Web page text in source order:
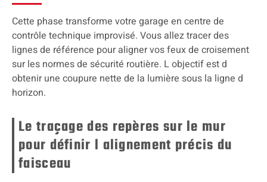
Cette phase transforme votre garage en centre de
contrôle technique improvisé. Vous allez tracer des
lignes de référence pour aligner vos feux de croisement
sur les normes de sécurité routière. L objectif est d
obtenir une coupure nette de la lumière sous la ligne d
horizon.
Le traçage des repères sur le mur
pour définir l alignement précis du
faisceau